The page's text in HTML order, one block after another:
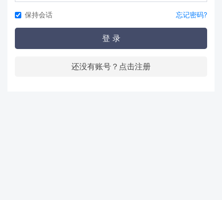
保持会话 忘记密码?
登 录
还没有账号？点击注册